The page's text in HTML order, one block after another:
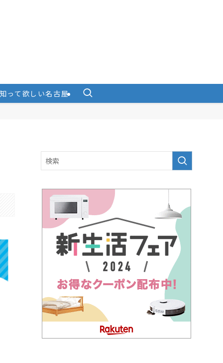
って欲しい名古屋